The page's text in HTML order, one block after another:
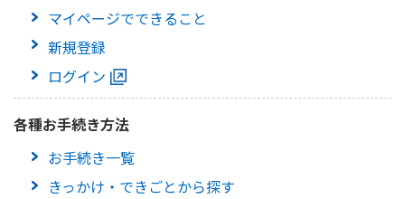
ログイン
ご契約内容の確認
お客さまに関する情報等の確認の取り組み
保険の探し方のポイント
保険かんたん診断
これからのライフイベントでかかる費用とは？
ライフプラン
株主・投資家のみなさまへ
日本郵政グループとしての取り組み
採用情報
CM・オウンドメディア／ソーシャルメディア
採用情報
English
マイページでできること
新規登録
ログイン
各種お手続き方法
お手続き一覧
きっかけ・できごとから探す